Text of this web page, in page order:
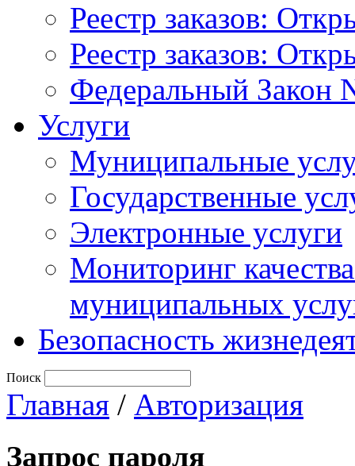
Реестр заказов:
Реестр заказов:
Федеральный Закон
Услуги
Муниципальные
Государственные
Электронные услуги
Мониторинг
муниципальных
Безопасность
Поиск
Главная / Авторизация
Запрос пароля